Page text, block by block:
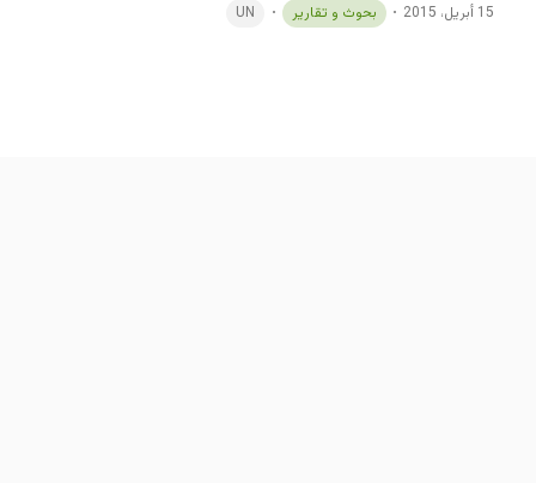
15 أبريل، 2015 بحوث و تقارير UN